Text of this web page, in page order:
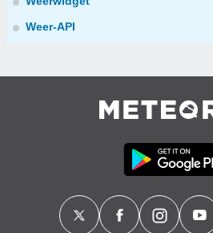
Weer-API